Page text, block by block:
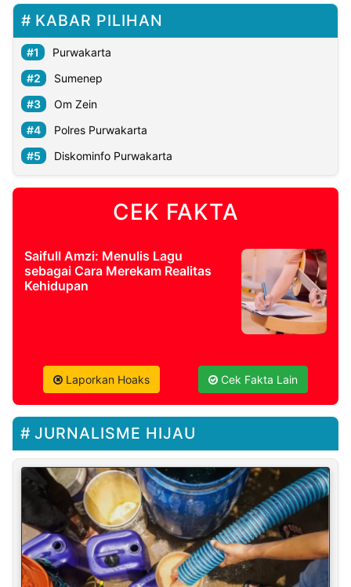
KABAR PILIHAN
Purwakarta
Sumenep
Om Zein
Polres Purwakarta
Diskominfo Purwakarta
CEK FAKTA
Saifull Amzi: Menulis Lagu
sebagai Cara Merekam Realitas
Kehidupan
Laporkan Hoaks Cek Fakta Lain
JURNALISME HIJAU